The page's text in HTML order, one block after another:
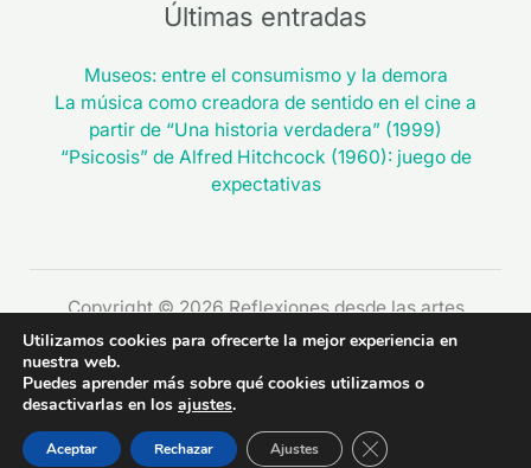
Últimas entradas
Museos: entre el consumismo y la demora
La música como creadora de sentido en el cine a
partir de “Una historia verdadera” (1999)
“Psicosis” de Alfred Hitchcock (1960): juego de
expectativas
Copyright © 2026 Reflexiones desde las artes
Utilizamos cookies para ofrecerte la mejor experiencia en
nuestra web.
Puedes aprender más sobre qué cookies utilizamos o
desactivarlas en los ajustes.
Aceptar Rechazar Ajustes CERRAR EL